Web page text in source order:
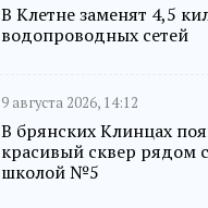
В Клетне заменят 4,5
водопроводных сетей
9 августа 2026, 14:12
В брянских Клинцах
красивый сквер рядом
школой №5